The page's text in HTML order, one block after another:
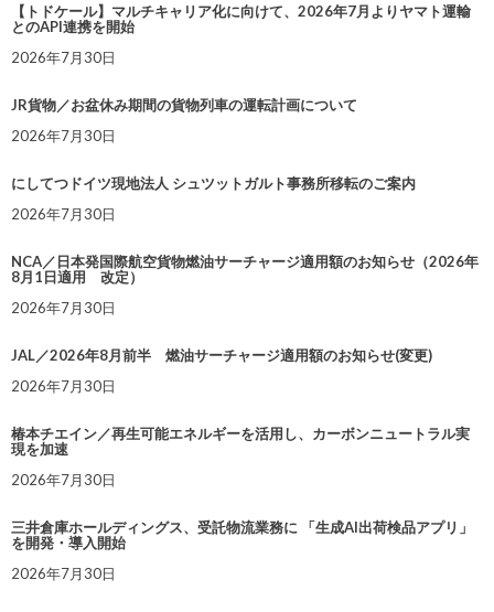
【トドケール】マルチキャリア化に向けて、2026年7月よりヤマト運輸
とのAPI連携を開始
2026年7月30日
JR貨物／お盆休み期間の貨物列車の運転計画について
2026年7月30日
にしてつドイツ現地法人 シュツットガルト事務所移転のご案内
2026年7月30日
NCA／日本発国際航空貨物燃油サーチャージ適用額のお知らせ（2026年
8月1日適用 改定）
2026年7月30日
JAL／2026年8月前半 燃油サーチャージ適用額のお知らせ(変更)
2026年7月30日
椿本チエイン／再生可能エネルギーを活用し、カーボンニュートラル実
現を加速
2026年7月30日
三井倉庫ホールディングス、受託物流業務に 「生成AI出荷検品アプリ」
を開発・導入開始
2026年7月30日